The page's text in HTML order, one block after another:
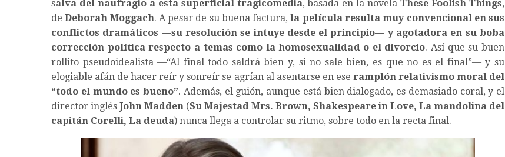
salva del naufragio a esta superficial tragicomedia, basada en la novelaThese Foolish Things,
deDeborah Moggach. A pesar de su buena factura,la película resulta muy convencional en sus
conflictos dramáticos —su resolución se intuye desde el principio— y agotadora en su boba
corrección política respecto a temas como la homosexualidad o el divorcio. Así que su buen
rollito pseudoidealista —“Al final todo saldrá bien y, si no sale bien, es que no es el final”— y su
elogiable afán de hacer reír y sonreír se agrían al asentarse en ese ramplón relativismo moral del
“todo el mundo es bueno”. Además, el guión, aunque está bien dialogado, es demasiado coral, y el
director inglés John Madden (Su Majestad Mrs. Brown, Shakespeare in Love, La mandolina del
capitán Corelli, La deuda) nunca llega a controlar su ritmo, sobre todo en la recta final.